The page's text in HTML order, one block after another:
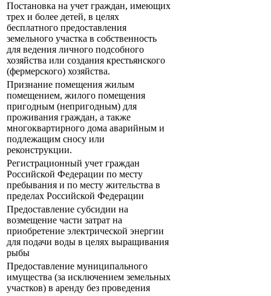
Постановка на учет граждан, имеющих
трех и более детей, в целях
бесплатного предоставления
земельного участка в собственность
для ведения личного подсобного
хозяйства или создания крестьянского
(фермерского) хозяйства.
Признание помещения жилым
помещением, жилого помещения
пригодным (непригодным) для
проживания граждан, а также
многоквартирного дома аварийным и
подлежащим сносу или
реконструкции.
Регистрационный учет граждан
Российской Федерации по месту
пребывания и по месту жительства в
пределах Российской Федерации
Предоставление субсидии на
возмещение части затрат на
приобретение электрической энергии
для подачи воды в целях выращивания
рыбы
Предоставление муниципального
имущества (за исключением земельных
участков) в аренду без проведения